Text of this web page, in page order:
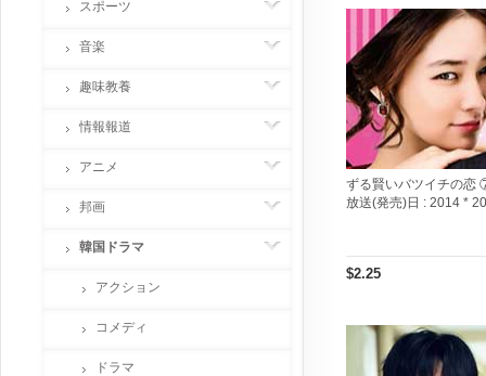
ずる賢いバツイチの
放送(発売)日 : 2014 *
$2.25
スポーツ
音楽
趣味教養
情報報道
アニメ
邦画
韓国ドラマ
アクション
コメディ
ドラマ